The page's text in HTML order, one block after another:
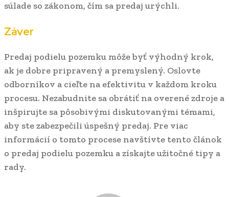
súlade so zákonom, čím sa predaj urýchli.
Záver
Predaj podielu pozemku môže byť výhodný krok,
ak je dobre pripravený a premyslený. Oslovte
odborníkov a cieľte na efektivitu v každom kroku
procesu. Nezabudnite sa obrátiť na overené zdroje a
inšpirujte sa pôsobivými diskutovanými témami,
aby ste zabezpečili úspešný predaj. Pre viac
informácií o tomto procese navštívte tento článok
o predaj podielu pozemku a získajte užitočné tipy a
rady.